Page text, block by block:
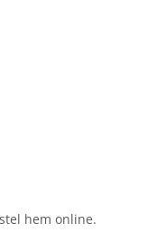
hem online.